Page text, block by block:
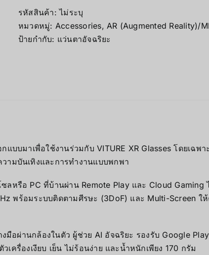
รหัสสินค้า:ไม่ระบุ
หมวดหมู่: Accessories, AR (Augmented Reality)/
ป้ายกำกับ: แว่นตาอัจฉริยะ
บมาเพื่อใช้งานร่วมกับ VITURE XR Glasses โดยเฉพ
ามบันเทิงและการทำงานแบบพกพา
หรือ PC ที่บ้านผ่าน Remote Play และ Cloud Gaming
พร้อมระบบติดตามศีรษะ (3DoF) และ Multi-Screen
มือผ่านกล้องในตัว ผู้ช่วย AI อัจฉริยะ รองรับ Google
ครื่องเงียบ เย็น ไม่ร้อนง่าย และน้ำหนักเพียง 170 กรัม